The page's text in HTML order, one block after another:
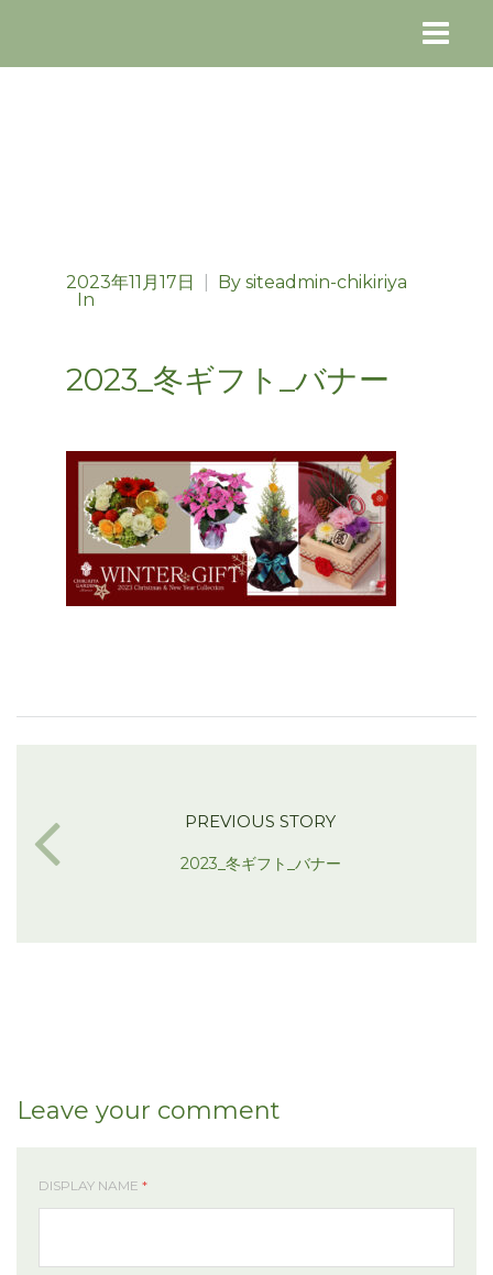
2023年11月17日 By siteadmin-chikiriya
In
2023_冬ギフト_バナー
PREVIOUS STORY
2023_冬ギフト_バナー
Leave your comment
DISPLAY NAME *